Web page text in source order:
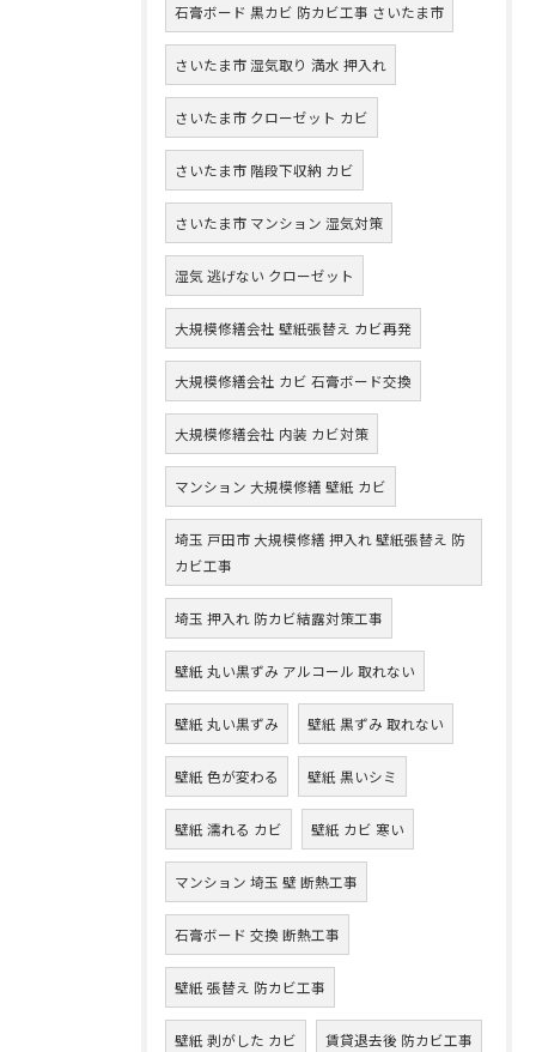
石膏ボード 黒カビ 防カビ工事 さいたま市
さいたま市 湿気取り 満水 押入れ
さいたま市 クローゼット カビ
さいたま市 階段下収納 カビ
さいたま市 マンション 湿気対策
湿気 逃げない クローゼット
大規模修繕会社 壁紙張替え カビ再発
大規模修繕会社 カビ 石膏ボード交換
大規模修繕会社 内装 カビ対策
マンション 大規模修繕 壁紙 カビ
埼玉 戸田市 大規模修繕 押入れ 壁紙張替え 防
カビ工事
埼玉 押入れ 防カビ結露対策工事
壁紙 丸い黒ずみ アルコール 取れない
壁紙 丸い黒ずみ 壁紙 黒ずみ 取れない
壁紙 色が変わる 壁紙 黒いシミ
壁紙 濡れる カビ 壁紙 カビ 寒い
マンション 埼玉 壁 断熱工事
石膏ボード 交換 断熱工事
壁紙 張替え 防カビ工事
壁紙 剥がした カビ 賃貸退去後 防カビ工事